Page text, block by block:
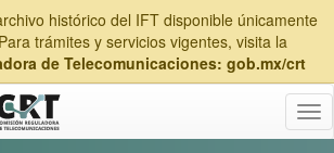
histórico del IFT disponible únicamente
trámites y servicios vigentes, visita la
de Telecomunicaciones: gob.mx/crt